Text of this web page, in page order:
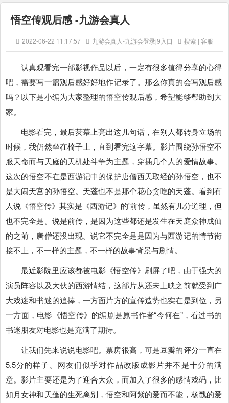
悟空传观后感 -九游会真人
2022-06-22 11:17:57 九游会真人-九游会登录j9入口 搜索 | 客服
认真观看完一部影视作品以后，一定有很多值得分享的心得
吧，需要写一篇观后感好好地作记录了。那么你真的会写观后感
吗？以下是小编为大家整理的悟空传观后感，希望能够帮助到大
家。
电影看完，最后荧幕上亮出这几句话，在别人都转身立场的
时候，我仍然坐在椅子上，直到看完这字幕。影片围绕孙悟空不
服天命而与天庭的天机处斗争为主题，穿插几个人的爱情故事。
这次的悟空不在是西游记中的保护唐僧西天取经的孙悟空，也不
是大闹天宫的孙悟空。天蓬也不是那个花心贪吃的天蓬。看到有
人说《悟空传》其实是《西游记》的'前传，虽然有几分道理，但
也不完全是。说是前传，是因为这些都还是发生在天庭众神成仙
的之前，唐僧还没出现。说它不完全是是因为与西游记的情节衔
接不上，不一样的主题，不一样的故事背景与剧情。
最近影院里应该都被电影《悟空传》刷屏了吧，由于强大的
演员阵容以及大伙的西游情结，这部片从还未上映之前就受到广
大戏迷和书迷的追捧，一方面片方的宣传造势也实在是到位，另
一方面，电影《悟空传》的编剧是原书作者“今何在”，看过书的
书迷朋友对电影也是充满了期待。
让我们先来说说电影吧。票房很高，可是豆瓣的评分一直在
5.5分的样子。网友们似乎对作品改版成影片并不是十分的满
意。影片主要还是为了迎合大众，而加入了很多的感情戏码，比
如月女神和天蓬的生死离别，悟空和阿紫的爱而不能，杨戬的爱